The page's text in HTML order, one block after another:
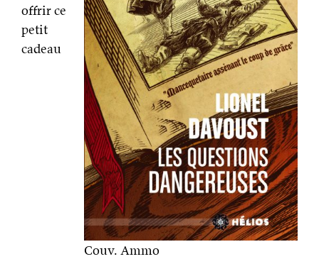
Couv. Ammo
offrir ce
petit
cadeau